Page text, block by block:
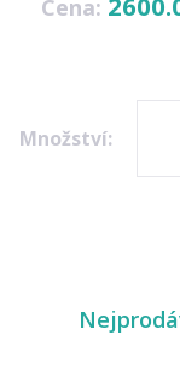
Cena:
Množství: